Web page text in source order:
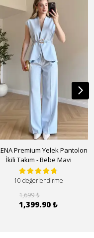
Premium Yelek Pantolon
İkili Takım - Bebe Mavi
10 değerlendirme
1,699 ₺
1,399.90 ₺